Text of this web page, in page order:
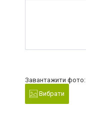
Завантажити фото:
Вибрати